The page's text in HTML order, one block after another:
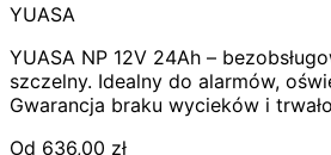
YUASA
YUASA NP 12V 24Ah –
szczelny. Idealny do alarmów,
Gwarancja braku wycieków i
Od 636,00 zł